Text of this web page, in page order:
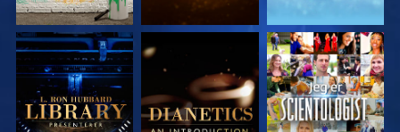
UTFORSK SERIEN UTFORSK SERIEN SE